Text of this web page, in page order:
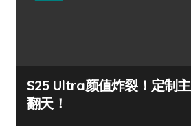
S25 Ultra颜值炸裂！定制
翻天！